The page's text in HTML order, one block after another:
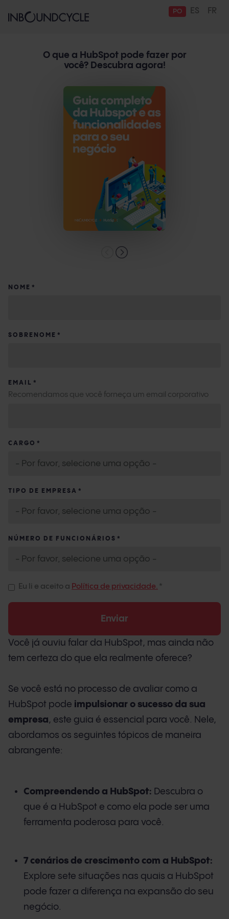
PO ES FR
O que a HubSpot pode fazer por
você? Descubra agora!
NOME *
SOBRENOME *
EMAIL *
Recomendamos que você forneça um email corporativo
CARGO *
TIPO DE EMPRESA *
NÚMERO DE FUNCIONÁRIOS *
Eu li e aceito a Política de privacidade. *
Você já ouviu falar da HubSpot, mas ainda não
tem certeza do que ela realmente oferece?
Se você está no processo de avaliar como a
HubSpot pode impulsionar o sucesso da sua
empresa, este guia é essencial para você. Nele,
abordamos os seguintes tópicos de maneira
abrangente:
Compreendendo a HubSpot: Descubra o
que é a HubSpot e como ela pode ser uma
ferramenta poderosa para você.
7 cenários de crescimento com a HubSpot:
Explore sete situações nas quais a HubSpot
pode fazer a diferença na expansão do seu
negócio.